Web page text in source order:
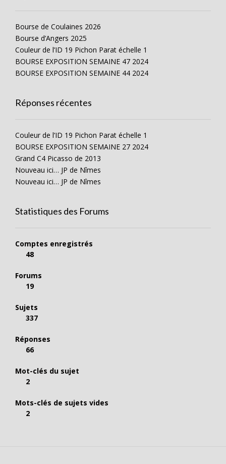
Bourse de Coulaines 2026
Bourse d’Angers 2025
Couleur de l’ID 19 Pichon Parat échelle 1
BOURSE EXPOSITION SEMAINE 47 2024
BOURSE EXPOSITION SEMAINE 44 2024
Réponses récentes
Couleur de l’ID 19 Pichon Parat échelle 1
BOURSE EXPOSITION SEMAINE 27 2024
Grand C4 Picasso de 2013
Nouveau ici… JP de Nîmes
Nouveau ici… JP de Nîmes
Statistiques des Forums
Comptes enregistrés
48
Forums
19
Sujets
337
Réponses
66
Mot-clés du sujet
2
Mots-clés de sujets vides
2